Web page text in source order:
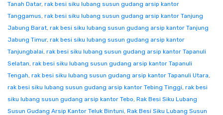
Tanah Datar, rak besi siku lubang susun gudang arsip kantor
Tanggamus, rak besi siku lubang susun gudang arsip kantor Tanjung
Jabung Barat, rak besi siku lubang susun gudang arsip kantor Tanjung
Jabung Timur, rak besi siku lubang susun gudang arsip kantor
Tanjungbalai, rak besi siku lubang susun gudang arsip kantor Tapanuli
Selatan, rak besi siku lubang susun gudang arsip kantor Tapanuli
Tengah, rak besi siku lubang susun gudang arsip kantor Tapanuli Utara,
rak besi siku lubang susun gudang arsip kantor Tebing Tinggi, rak besi
siku lubang susun gudang arsip kantor Tebo, Rak Besi Siku Lubang
Susun Gudang Arsip Kantor Teluk Bintuni, Rak Besi Siku Lubang Susun